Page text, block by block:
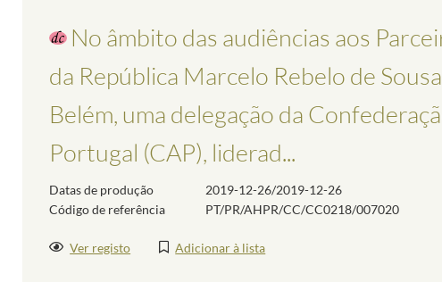
No âmbito das audiências aos
da República Marcelo Rebelo de
Belém, uma delegação da
Portugal (CAP), liderad...
Datas de produção
2019-12-26/2019-12-26
Código de referência
PT/PR/AHPR/CC/CC0218/007020
Ver registo Adicionar à lista